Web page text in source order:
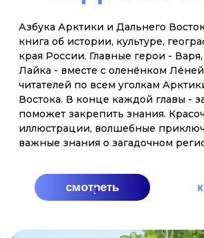
Вместе со своими друзьями - необыкновенной
северным оленем, Лёней вы отправитесь в
путешествие на настоящем ледоколе. Эта поездка
по холодным морям подарила брату и сестре, не
истории его покорения, о его невероятной
АРКТИКА